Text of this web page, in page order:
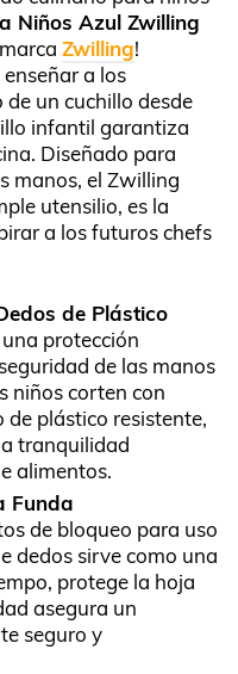
Niños Azul Zwilling
Zwilling!
a los
un cuchillo desde
infantil garantiza
Diseñado para
manos, el Zwilling
utensilio, es la
a los futuros chefs
de Plástico
protección
de las manos
niños corten con
plástico resistente,
tranquilidad
alimentos.
Funda
de bloqueo para uso
dedos sirve como una
protege la hoja
asegura un
seguro y